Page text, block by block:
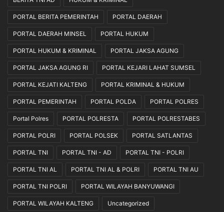
PORTAL BERITA PEMERINTAH PORTAL DAERAH
PORTAL DAERAH MINSEL PORTAL HUKUM
PORTAL HUKUM & KRIMINAL PORTAL JAKSA AGUNG
PORTAL JAKSA AGUNG RI PORTAL KEJARI LAHAT SUMSEL
PORTAL KEJATI KALTENG PORTAL KRIMINAL & HUKUM
PORTAL PEMERINTAH PORTAL POLDA PORTAL POLRES
Portal Polres PORTAL POLRESTA PORTAL POLRESTABES
PORTAL POLRI PORTAL POLSEK PORTAL SATLANTAS
PORTAL TNI PORTAL TNI - AD PORTAL TNI - POLRI
PORTAL TNI AL PORTAL TNI AL & POLRI PORTAL TNI AU
PORTAL TNI POLRI PORTAL WILAYAH BANYUWANGI
PORTAL WILAYAH KALTENG Uncategorized